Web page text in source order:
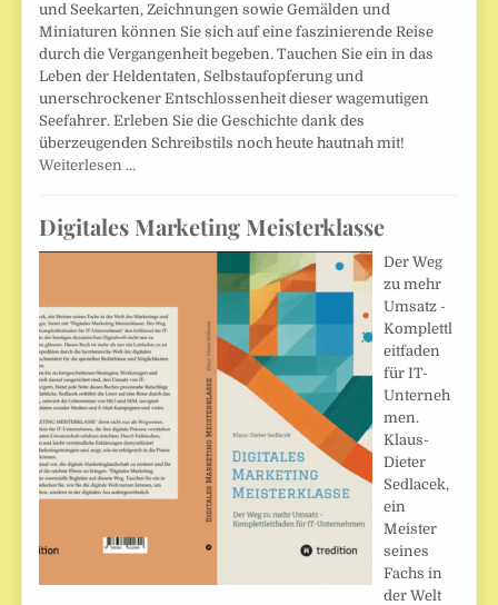
und Seekarten, Zeichnungen sowie Gemälden und
Miniaturen können Sie sich auf eine faszinierende Reise
durch die Vergangenheit begeben. Tauchen Sie ein in das
Leben der Heldentaten, Selbstaufopferung und
unerschrockener Entschlossenheit dieser wagemutigen
Seefahrer. Erleben Sie die Geschichte dank des
überzeugenden Schreibstils noch heute hautnah mit!
Weiterlesen …
Digitales Marketing Meisterklasse
Der Weg
zu mehr
Umsatz -
Komplettl
eitfaden
für IT-
Unterneh
men.
Klaus-
Dieter
Sedlacek,
ein
Meister
seines
Fachs in
der Welt